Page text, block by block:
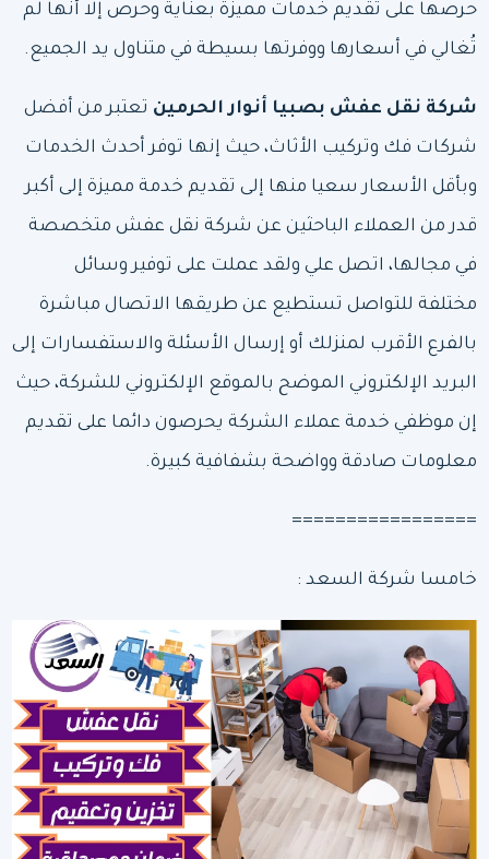
حرصها على تقديم خدمات مميزة بعناية وحرص إلا أنها لم
تُغالي في أسعارها ووفرتها بسيطة في متناول يد الجميع.
شركة نقل عفش بصبيا أنوار الحرمين تعتبر من أفضل
شركات فك وتركيب الأثاث، حيث إنها توفر أحدث الخدمات
وبأقل الأسعار سعيا منها إلى تقديم خدمة مميزة إلى أكبر
قدر من العملاء الباحثين عن شركة نقل عفش متخصصة
في مجالها، اتصل علي ولقد عملت على توفير وسائل
مختلفة للتواصل تستطيع عن طريقها الاتصال مباشرة
بالفرع الأقرب لمنزلك أو إرسال الأسئلة والاستفسارات إلى
البريد الإلكتروني الموضح بالموقع الإلكتروني للشركة، حيث
إن موظفي خدمة عملاء الشركة يحرصون دائما على تقديم
معلومات صادقة وواضحة بشفافية كبيرة.
=================
خامسا شركة السعد :